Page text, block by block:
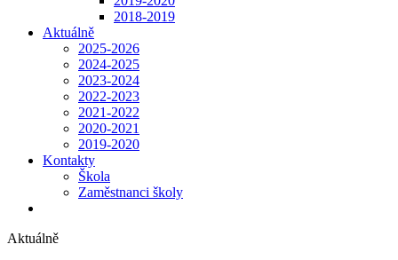
2018-2019
Aktuálně
2025-2026
2024-2025
2023-2024
2022-2023
2021-2022
2020-2021
2019-2020
Kontakty
Škola
Zaměstnanci školy
Aktuálně